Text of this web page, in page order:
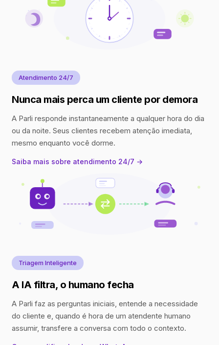
Atendimento 24/7
Nunca mais perca um cliente por demora
A Parli responde instantaneamente a qualquer hora do dia
ou da noite. Seus clientes recebem atenção imediata,
mesmo enquanto você dorme.
Saiba mais sobre atendimento 24/7 →
Triagem Inteligente
A IA filtra, o humano fecha
A Parli faz as perguntas iniciais, entende a necessidade
do cliente e, quando é hora de um atendente humano
assumir, transfere a conversa com todo o contexto.